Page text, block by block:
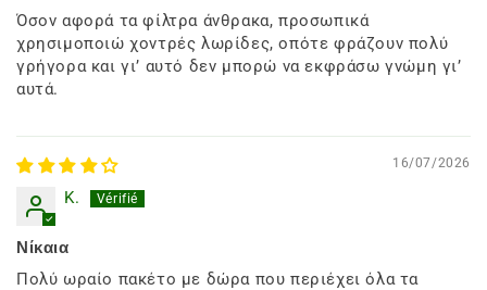
Όσον αφορά τα φίλτρα άνθρακα, προσωπικά
χρησιμοποιώ χοντρές λωρίδες, οπότε φράζουν πολύ
γρήγορα και γι’ αυτό δεν μπορώ να εκφράσω γνώμη γι’
αυτά.
16/07/2026
K.
Νίκαια
Πολύ ωραίο πακέτο με δώρα που περιέχει όλα τα